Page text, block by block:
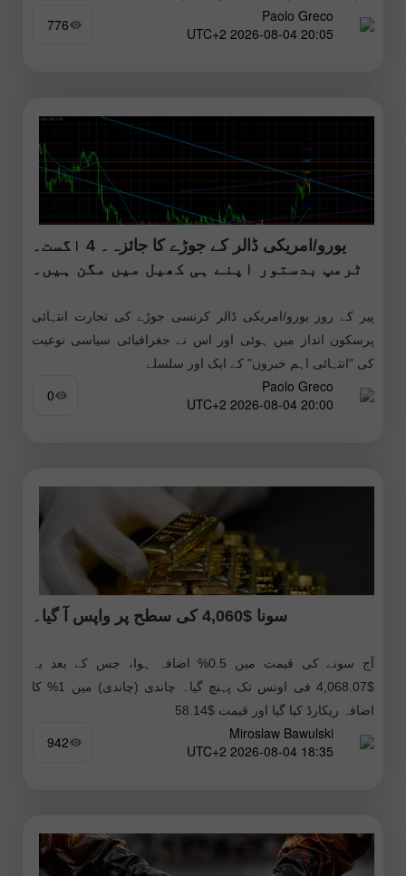
Paolo Greco
20:05 2026-08-04 UTC+2
776
یورو/امریکی ڈالر کے جوڑے کا جائزہ۔ 4 اگست۔
ٹرمپ بدستور اپنے ہی کھیل میں مگن ہیں۔
پیر کے روز یورو/امریکی ڈالر کرنسی جوڑے کی تجارت انتہائی
پرسکون انداز میں ہوئی اور اس نے جغرافیائی سیاسی نوعیت
کی "انتہائی اہم خبروں" کے ایک اور سلسلے
Paolo Greco
20:00 2026-08-04 UTC+2
0
سونا $4,060 کی سطح پر واپس آ گیا۔
آج سونے کی قیمت میں 0.5% اضافہ ہوا، جس کے بعد یہ
$4,068.07 فی اونس تک پہنچ گیا۔ چاندی (چاندی) میں 1% کا
اضافہ ریکارڈ کیا گیا اور قیمت $58.14
Miroslaw Bawulski
18:35 2026-08-04 UTC+2
942